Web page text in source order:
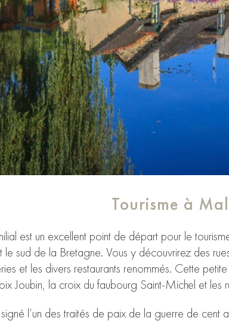
Tourisme à
est un excellent point de départ pour le
sud de la Bretagne. Vous y découvrirez des
et les divers restaurants renommés. Cette
Joubin, la croix du faubourg Saint-Michel et
l’un des traités de paix de la guerre de